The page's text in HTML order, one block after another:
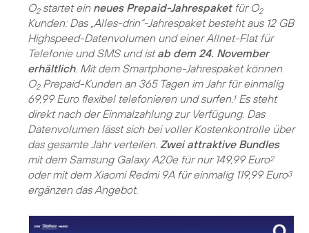
O2startet ein neues Prepaid-Jahrespaketfür O2
Kunden: Das „Alles-drin“-Jahrespaket besteht aus 12 GB
Highspeed-Datenvolumen und einer Allnet-Flat für
Telefonie und SMS und istab dem 24. November
erhältlich. Mit dem Smartphone-Jahrespaket können
O2Prepaid-Kunden an 365 Tagen im Jahr für einmalig
69,99 Euro flexibel telefonieren und surfen.1Es steht
direkt nach der Einmalzahlung zur Verfügung. Das
Datenvolumen lässt sich bei voller Kostenkontrolle über
das gesamte Jahr verteilen. Zwei attraktive Bundles
mit dem Samsung Galaxy A20e für nur 149,99 Euro2
oder mit dem Xiaomi Redmi 9A für einmalig 119,99 Euro3
ergänzen das Angebot.